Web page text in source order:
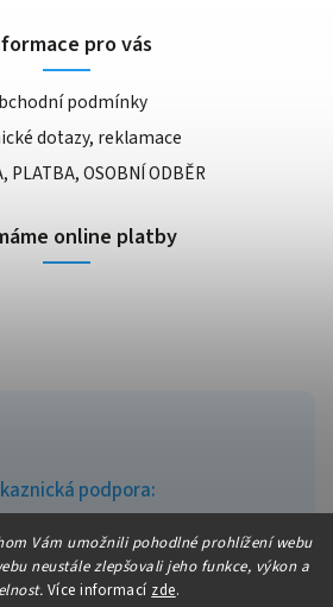
Vám umožnili pohodlné prohlížení webu
neustále zlepšovali jeho funkce, výkon a
Více informací zde.
podpora:
pro vás
podmínky
dotazy, reklamace
PLATBA, OSOBNÍ ODBĚR
online platby